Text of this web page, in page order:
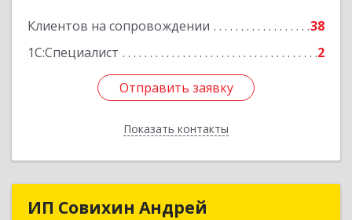
Клиентов на сопровождении
38
1С:Специалист
2
Отправить заявку
Показать контакты
Отправить заявку
Назад
ИП Совихин АндрейИП Совихин Андрей